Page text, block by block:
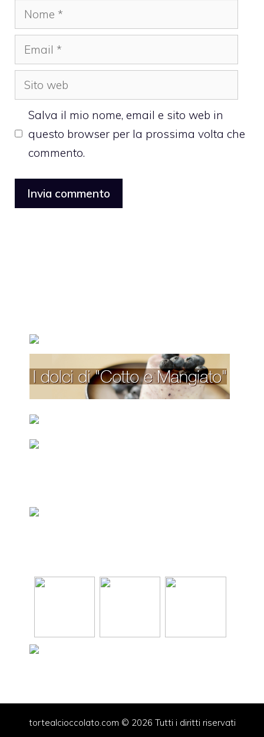
Nome
Email
Sito
web
Salva il mio nome, email e sito web in
questo browser per la prossima volta che
commento.
tortealcioccolato.com © 2026 Tutti i diritti riservati